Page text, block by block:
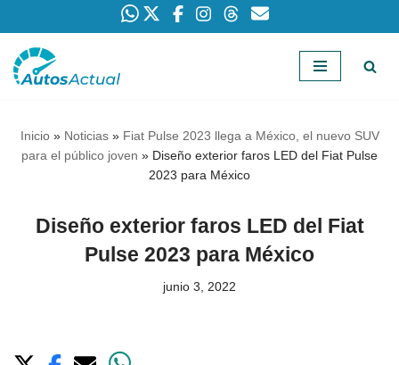
Saltar
Inicio» Noticias» Fiat Pulse 2023 llega a México, el nuevo SUV
para el público joven » Diseño exterior faros LED del Fiat Pulse
2023 para México
Diseño exterior faros LED del Fiat
Pulse 2023 para México
junio 3, 2022